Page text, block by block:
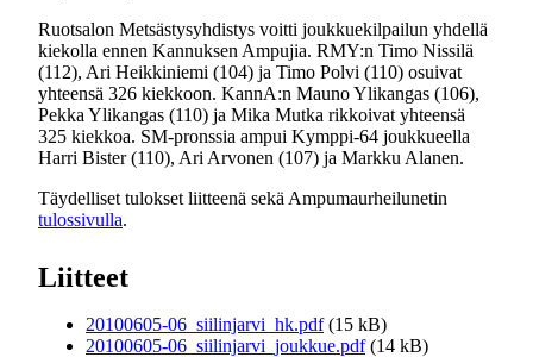
Ruotsalon Metsästysyhdistys voitti joukkuekilpailun yhdellä
kiekolla ennen Kannuksen Ampujia. RMY:n Timo Nissilä
(112), Ari Heikkiniemi (104) ja Timo Polvi (110) osuivat
yhteensä 326 kiekkoon. KannA:n Mauno Ylikangas (106),
Pekka Ylikangas (110) ja Mika Mutka rikkoivat yhteensä
325 kiekkoa. SM-pronssia ampui Kymppi-64 joukkueella
Harri Bister (110), Ari Arvonen (107) ja Markku Alanen.
Täydelliset tulokset liitteenä sekä Ampumaurheilunetin
tulossivulla.
Liitteet
20100605-06_siilinjarvi_hk.pdf (15 kB)
20100605-06_siilinjarvi_joukkue.pdf (14 kB)